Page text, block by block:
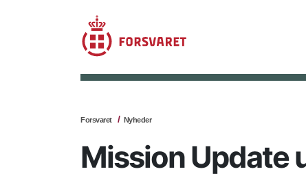
Forsvaret Nyheder
Mission Update